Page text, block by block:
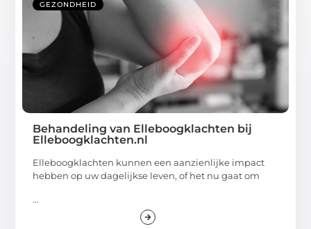
GEZONDHEID
Behandeling van Elleboogklachten bij
Elleboogklachten.nl
Elleboogklachten kunnen een aanzienlijke impact
hebben op uw dagelijkse leven, of het nu gaat om
...